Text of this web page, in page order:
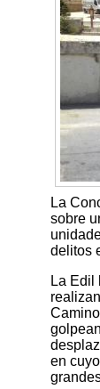
La
sobre
delitos
La Edil
en